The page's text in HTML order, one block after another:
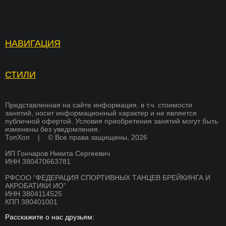
НАВИГАЦИЯ
Услуги
Памятка для родителей
Преподаватели
Стоимость
Расписание
О школе
Никита Гончаров
Вопросы и ответы
Академия тренеров
Франшиза
Оплата
Магазин
Документы
Дипломы и сертификаты
СТИЛИ
ХИП ХОП
СОВРЕМЕННЫЕ ТАНЦЫ
K-POP
СКОРО
БРЕЙКИНГ
СКОРО
ХИП ХОП
СКОРО
Представленная на сайте информация, в т.ч. стоимости
занятий, носит информационный характер и не является
публичной офертой. Условия приобретения занятий могут быть
изменены без уведомления.
ТопХоп | © Все права защищены, 2026
ИП Гончаров Никита Сергеевич
ИНН 380470663781
РФСОО “ФЕДЕРАЦИЯ СПОРТИВНЫХ ТАНЦЕВ БРЕЙКИНГА И
АКРОБАТИКИ ИО”
ИНН 3804114525
КПП 380401001
Расскажите о нас друзьям: